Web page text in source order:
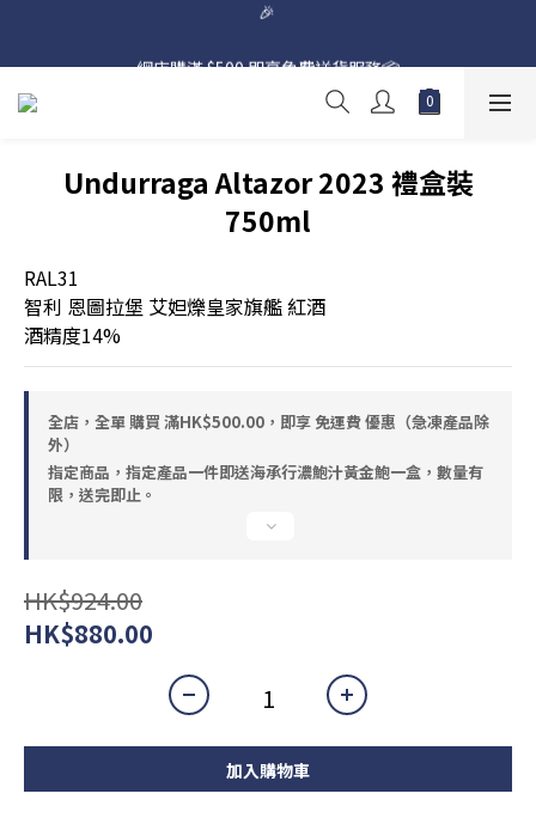
網店購滿 $500 即享免費送貨服務📦
網店購滿 $500 即享免費送貨服務📦
Undurraga Altazor 2023 禮盒裝
750ml
RAL31
智利 恩圖拉堡 艾妲爍皇家旗艦 紅酒
酒精度14%
全店，全單 購買 滿HK$500.00，即享 免運費 優惠（急凍產品除
外）
指定商品，指定產品一件即送海承行濃鮑汁黃金鮑一盒，數量有
限，送完即止。
HK$924.00
HK$880.00
加入購物車